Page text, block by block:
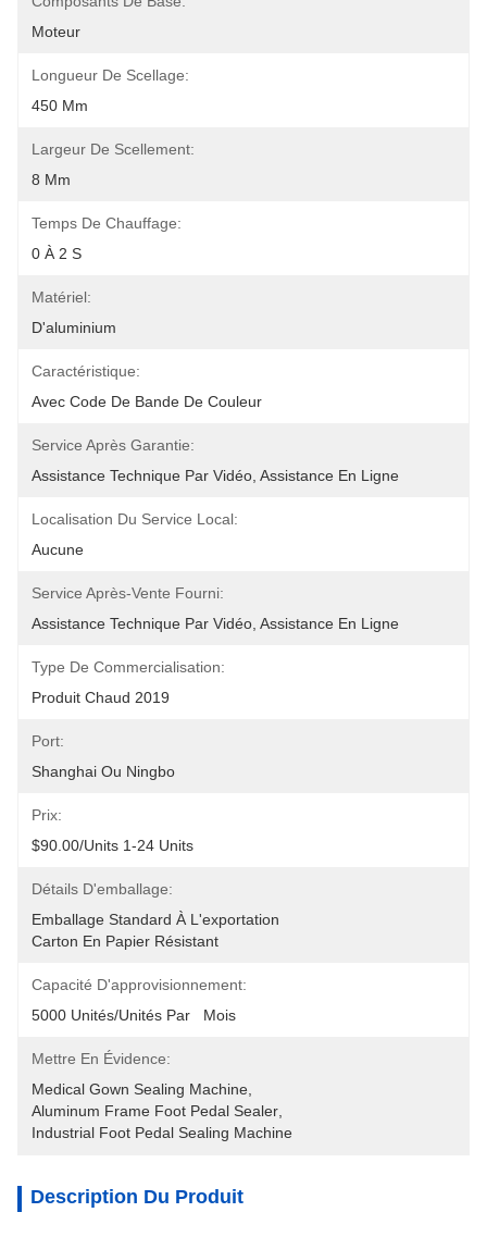
Moteur
Longueur De Scellage:
450 Mm
Largeur De Scellement:
8 Mm
Temps De Chauffage:
0 À 2 S
Matériel:
D'aluminium
Caractéristique:
Avec Code De Bande De Couleur
Service Après Garantie:
Assistance Technique Par Vidéo, Assistance En Ligne
Localisation Du Service Local:
Aucune
Service Après-Vente Fourni:
Assistance Technique Par Vidéo, Assistance En Ligne
Type De Commercialisation:
Produit Chaud 2019
Port:
Shanghai Ou Ningbo
Prix:
$90.00/units 1-24 Units
Détails D'emballage:
Emballage Standard À L'exportation
Carton En Papier Résistant
Capacité D'approvisionnement:
5000 Unités/unités Par   Mois
Mettre En Évidence:
Medical Gown Sealing Machine
Aluminum Frame Foot Pedal Sealer
Industrial Foot Pedal Sealing Machine
Description Du Produit